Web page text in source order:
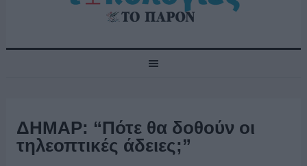
ΔΗΜΑΡ: “Πότε θα δοθούν οι
τηλεοπτικές άδειες;”